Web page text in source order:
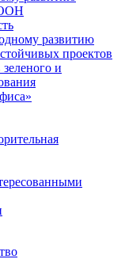
ООН
развитию
проектов
и